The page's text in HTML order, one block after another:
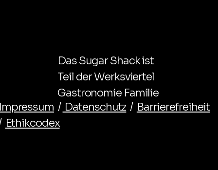
Das Sugar Shack ist
Teil der Werksviertel
Gastronomie Familie
/ Datenschutz / Barrierefreiheit
Ethikcodex